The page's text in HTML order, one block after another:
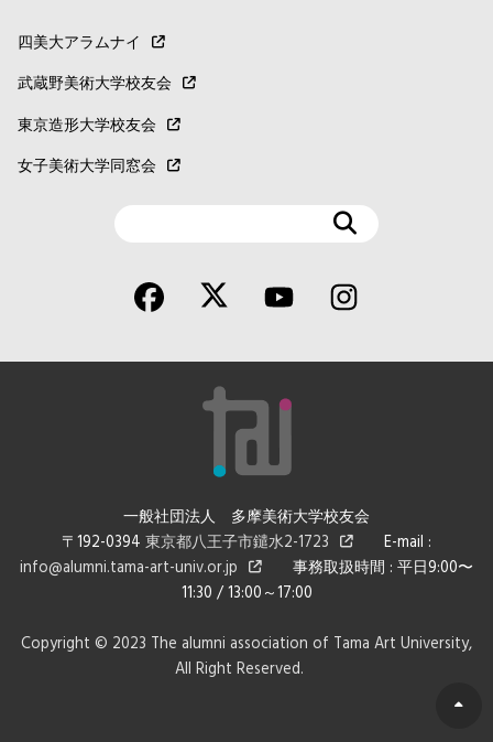
四美大アラムナイ
武蔵野美術大学校友会
東京造形大学校友会
女子美術大学同窓会
一般社団法人 多摩美術大学校友会
〒192-0394 東京都八王子市鑓水2-1723
E-mail :
info@alumni.tama-art-univ.or.jp
事務取扱時間 : 平日9:00〜
11:30 / 13:00～17:00
Copyright © 2023 The alumni association of Tama Art University,
All Right Reserved.